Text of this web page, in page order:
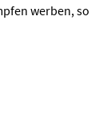
werben, so